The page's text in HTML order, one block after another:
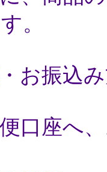
。
お振込
座へ、